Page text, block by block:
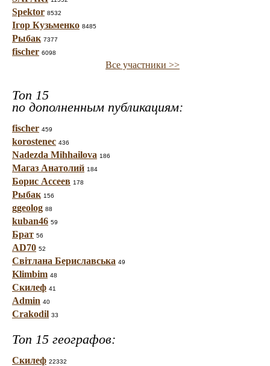
Spektor 8532
Ігор Кузьменко 8485
Рыбак 7377
fischer 6098
Все участники >>
Топ 15
по дополненным публикациям:
fischer 459
korostenec 436
Nadezda Mihhailova 186
Магаз Анатолий 184
Борис Ассеев 178
Рыбак 156
ggeolog 88
kuban46 59
Брат 56
AD70 52
Світлана Бериславська 49
Klimbim 48
Скилеф 41
Admin 40
Crakodil 33
Топ 15 географов:
Скилеф 22332